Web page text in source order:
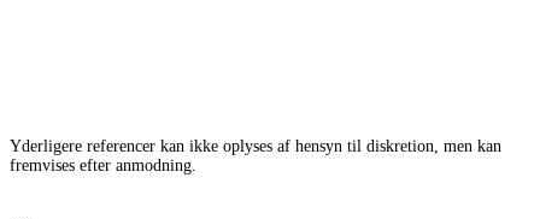
Yderligere referencer kan ikke oplyses af hensyn til diskretion, men kan
fremvises efter anmodning.